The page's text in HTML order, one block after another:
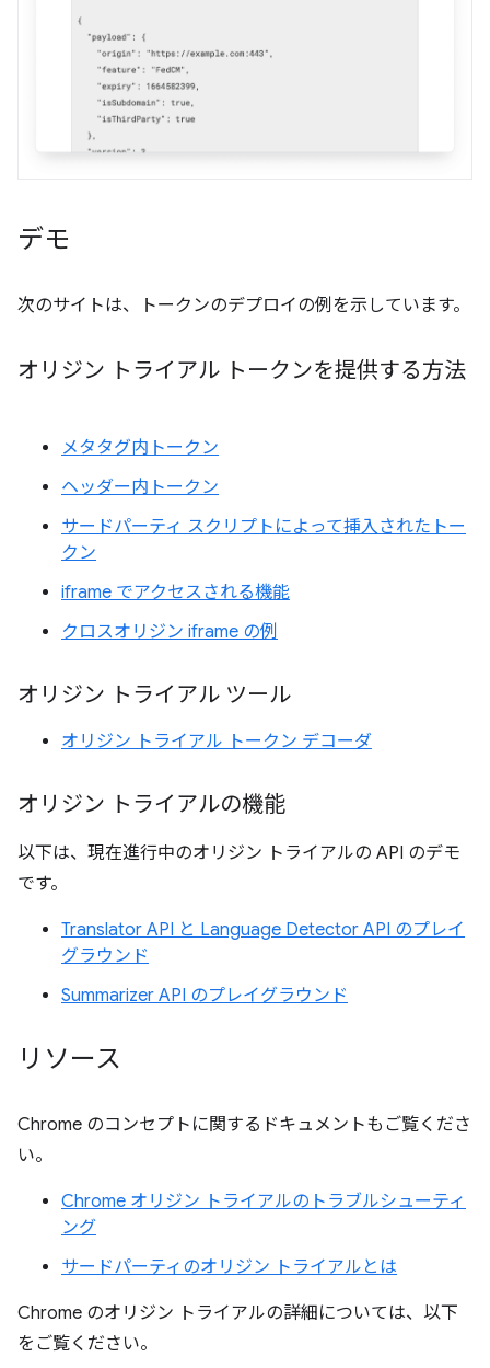
デモ
次のサイトは、トークンのデプロイの例を示しています。
オリジン トライアル トークンを提供する方法
メタタグ内トークン
ヘッダー内トークン
サードパーティ スクリプトによって挿入されたトー
クン
iframe でアクセスされる機能
クロスオリジン iframe の例
オリジン トライアル ツール
オリジン トライアル トークン デコーダ
オリジン トライアルの機能
以下は、現在進行中のオリジン トライアルの API のデモ
です。
Translator API と Language Detector API のプレイ
グラウンド
Summarizer API のプレイグラウンド
リソース
Chrome のコンセプトに関するドキュメントもご覧くださ
い。
Chrome オリジン トライアルのトラブルシューティ
ング
サードパーティのオリジン トライアルとは
Chrome のオリジン トライアルの詳細については、以下
をご覧ください。